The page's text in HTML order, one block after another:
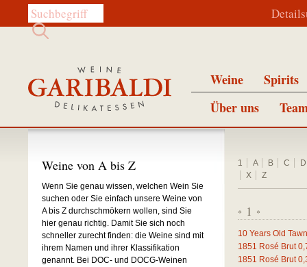
Diese Website durchsuchen:
Weine
Spirits
Über uns
1 A B C
D
X
Z
* 1 *
10 Years Old
1851 Rosé Brut
1851 Rosé Brut
Weine von A bis Z
Wenn Sie genau wissen, welchen Wein Sie
suchen oder Sie einfach unsere Weine von
A bis Z durchschmökern wollen, sind Sie
hier genau richtig. Damit Sie sich noch
schneller zurecht finden: die Weine sind mit
ihrem Namen und ihrer Klassifikation
genannt. Bei DOC- und DOCG-Weinen